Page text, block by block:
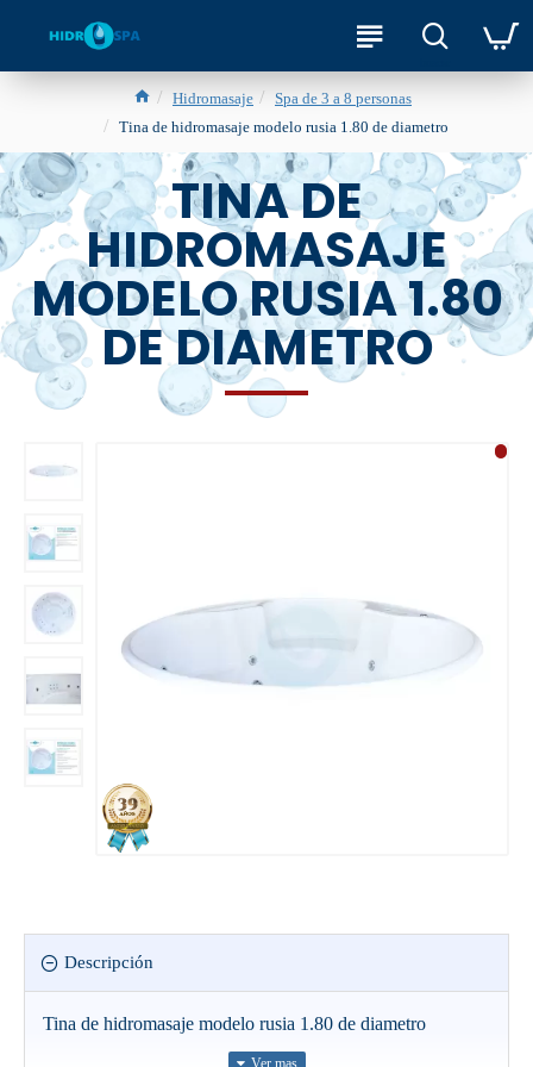
Hidromasaje
Spa de 3 a 8 personas
Tina de hidromasaje modelo rusia 1.80 de diametro
TINA DE
HIDROMASAJE
MODELO RUSIA 1.80
DE DIAMETRO
Descripción
Tina de hidromasaje modelo rusia 1.80 de diametro